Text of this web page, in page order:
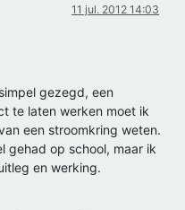
11 jul. 2012 14:03
gezegd, een
te laten werken moet ik
een stroomkring weten.
gehad op school, maar ik
en werking.